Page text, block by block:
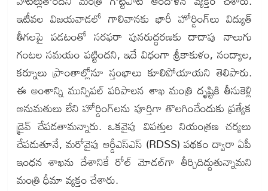
ఇటీవల విజయవాడలో గాలివానకు భారీ హోర్డింగ్‌లు విద్యుత్
తీగలపై పడటంతో సరఫరా పునరుద్ధరణకు దాదాపు నాలుగు
గంటల సమయం పట్టిందని, ఇదే విధంగా శ్రీకాకుళం, నంద్యాల,
కర్నూలు ప్రాంతాల్లోనూ స్తంభాలు కూలిపోయాయని తెలిపారు.
ఈ అంశాన్ని మున్సిపల్ పరిపాలన శాఖ మంత్రి దృష్టికి తీసుకెళ్లి
అనుమతులు లేని హోర్డింగ్‌లను పూర్తిగా తొలగించేందుకు ప్రత్యేక
డ్రైవ్ చేపడతామన్నారు. ఒకవైపు విపత్తుల నియంత్రణ చర్యలు
చేపడుతూనే, మరోవైపు ఆర్డీఎస్ఎస్ (RDSS) పథకం ద్వారా ఏపీ
ఇంధన శాఖను దేశానికే రోల్ మోడల్‌గా తీర్చిదిద్దుతున్నామని
మంత్రి ధీమా వ్యక్తం చేశారు.